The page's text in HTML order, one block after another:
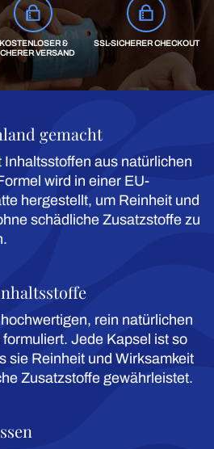
KOSTENLOSER &
VERSAND
SSL-SICHERER CHECKOUT
gemacht
Inhaltsstoffen aus natürlichen
wird in einer EU-
hergestellt, um Reinheit und
schädliche Zusatzstoffe zu
rein natürlichen
Jede Kapsel ist so
sie Reinheit und Wirksamkeit
Zusatzstoffe gewährleistet.